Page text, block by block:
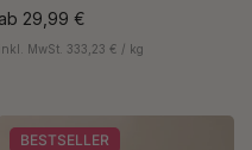
ab 29,99 €
inkl. MwSt. 333,23 € / kg
BESTSELLER